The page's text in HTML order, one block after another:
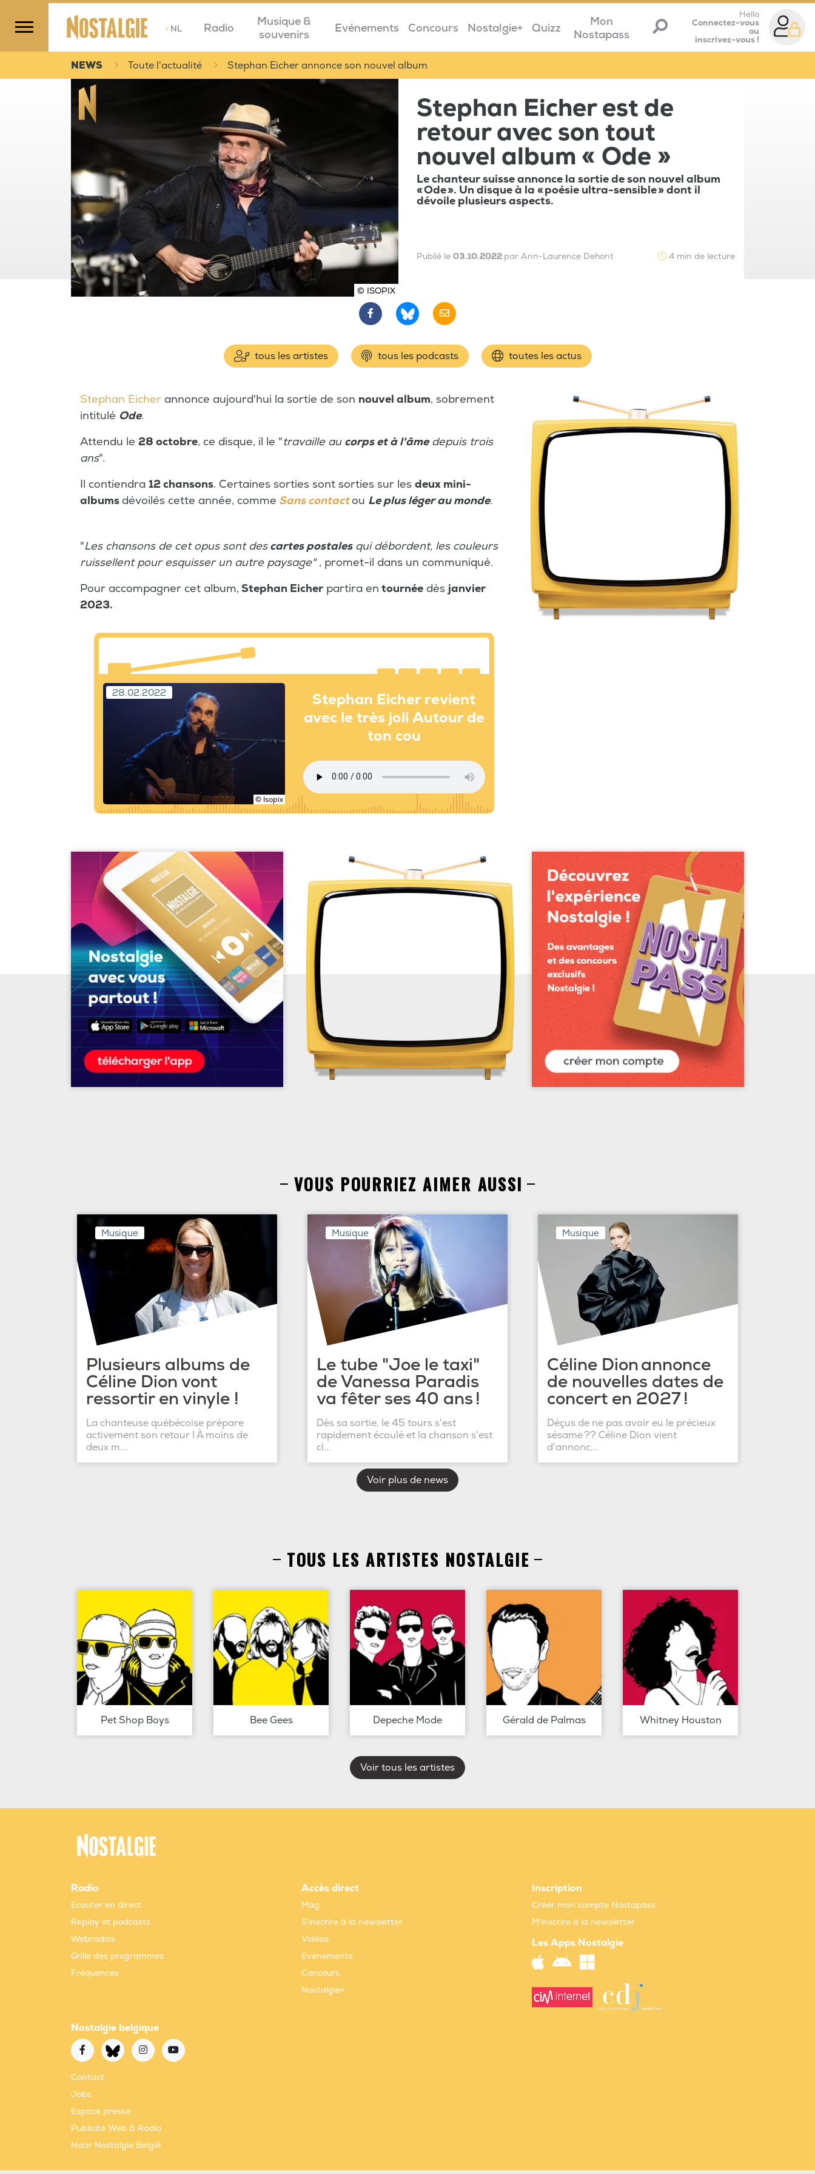
>NL Radio
Musique &
souvenirs
Evénements Concours Nostalgie+ Quizz
Mon
Nostapass
Hello
Connectez-vous
ou
inscrivez-vous !
NEWS Toute l'actualité Stephan Eicher annonce son nouvel album
© ISOPIX
Stephan Eicher est de
retour avec son tout
nouvel album « Ode »
Le chanteur suisse annonce la sortie de son nouvel album
« Ode ». Un disque à la « poésie ultra-sensible » dont il
dévoile plusieurs aspects.
Publié le 03.10.2022 par Ann-Laurence Dehont 4 min de lecture
tous les artistes tous les podcasts toutes les actus
Stephan Eicher annonce aujourd'hui la sortie de son nouvel album, sobrement
intitulé Ode.
Attendu le 28 octobre, ce disque, il le "travaille au corps et à l'âmedepuis trois
ans".
Il contiendra 12 chansons. Certaines sorties sont sorties sur les deux mini-
albumsdévoilés cette année, comme Sans contactou Le plus léger au monde.
"Les chansons de cet opus sont descartes postalesqui débordent, les couleurs
ruissellent pour esquisser un autre paysage", promet-il dans un communiqué.
Pour accompagner cet album, Stephan Eicher partira en tournée dès janvier
2023.
© Isopix
28.02.2022
Stephan Eicher revient
avec le très joli Autour de
ton cou
VOUS POURRIEZ AIMER AUSSI
Musique
Plusieurs albums de
Céline Dion vont
ressortir en vinyle !
La chanteuse québécoise prépare
activement son retour ! À moins de
deux m...
Musique
Le tube "Joe le taxi"
de Vanessa Paradis
va fêter ses 40 ans !
Dès sa sortie, le 45 tours s'est
rapidement écoulé et la chanson s'est
cl...
Musique
Céline Dion annonce
de nouvelles dates de
concert en 2027 !
Déçus de ne pas avoir eu le précieux
sésame ?? Céline Dion vient
d'annonc...
Voir plus de news
TOUS LES ARTISTES NOSTALGIE
Pet Shop Boys Bee Gees Depeche Mode Gérald de Palmas Whitney Houston
Voir tous les artistes
Radio
Ecouter en direct
Replay et podcasts
Webradios
Grille des programmes
Fréquences
Accès direct
Mag
S'inscrire à la newsletter
Vidéos
Evènements
Concours
Nostalgie+
Inscription
Créer mon compte Nostapass
M'inscrire à la newsletter
Les Apps Nostalgie
Nostalgie belgique
Contact
Jobs
Espace presse
Publicité Web & Radio
Naar Nostalgie België